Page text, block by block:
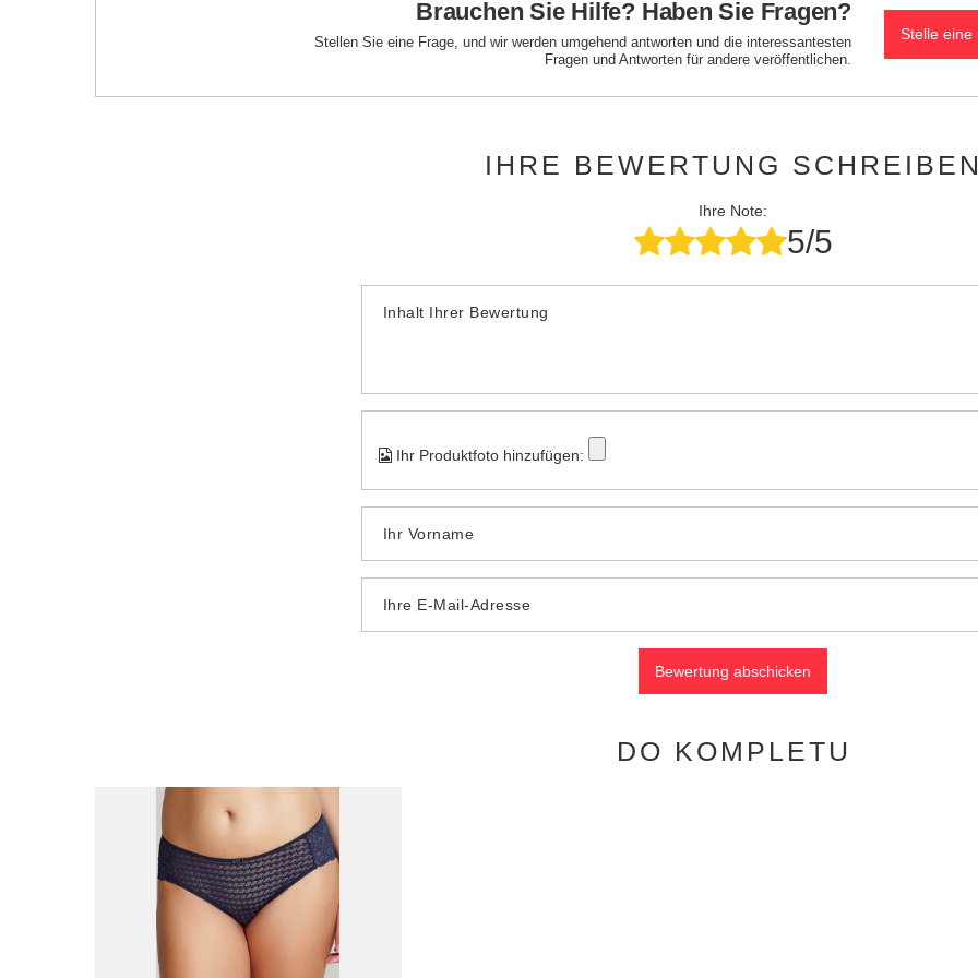
Brauchen Sie Hilfe? Haben Sie Fragen?
Stellen Sie eine Frage, und wir werden umgehend antworten und die interessantesten
Fragen und Antworten für andere veröffentlichen.
Stelle eine
IHRE BEWERTUNG SCHREIBEN
Ihre Note:
5/5
Inhalt Ihrer Bewertung
Ihr Produktfoto hinzufügen:
Ihr Vorname
Ihre E-Mail-Adresse
Bewertung abschicken
DO KOMPLETU